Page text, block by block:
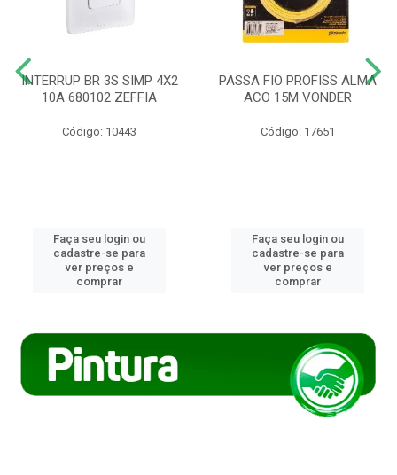
INTERRUP BR 3S SIMP 4X2
10A 680102 ZEFFIA
Código: 10443
Faça seu login ou
cadastre-se para
ver preços e
comprar
PASSA FIO PROFISS ALMA
ACO 15M VONDER
Código: 17651
Faça seu login ou
cadastre-se para
ver preços e
comprar